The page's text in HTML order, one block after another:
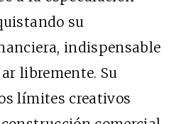
su
indispensable
libremente. Su
límites creativos